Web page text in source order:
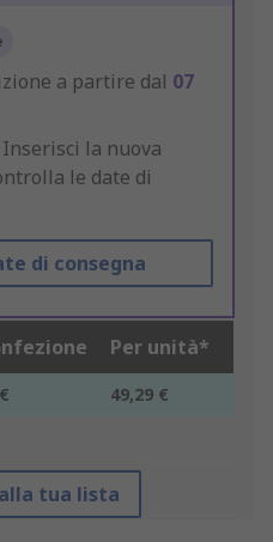
a partire dal 07
Inserisci la nuova
le date di
di consegna
Per unità*
49,29 €
tua lista